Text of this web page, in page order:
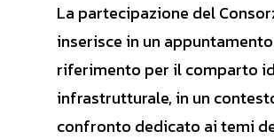
La partecipazione del
inserisce in un
riferimento per il comparto
infrastrutturale, in un
confronto dedicato ai temi